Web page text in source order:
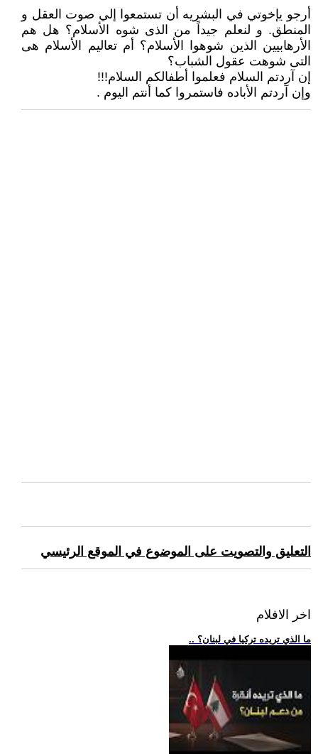
أرجو يإخوتي في البشريه أن تستمعوا إلي صوت العقل و
المنطق. و لنعلم جيداً من الذى شوه الأسلام؟ هل هم
الأرهابيين الذين شوهوا الأسلام؟ أم تعاليم الأسلام هى
التى شوهت عقول الشباب؟
إن آردتم السلام فعلموا أطفالكم السلام!!!
وإن آردتم الأباده فاستمروا كما أنتم اليوم .
التعليق والتصويت على الموضوع في الموقع الرئيسي
اخر الافلام
.. ما الذي تريده تركيا في لبنان؟